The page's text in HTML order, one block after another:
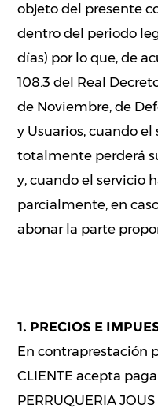
objeto del presente
dentro del periodo
días) por lo que, de
108.3 del Real
de Noviembre, de
y Usuarios, cuando
totalmente perderá
y, cuando el servicio
parcialmente, en
abonar la parte
1. PRECIOS E
En contraprestación
CLIENTE acepta
PERRUQUERIA